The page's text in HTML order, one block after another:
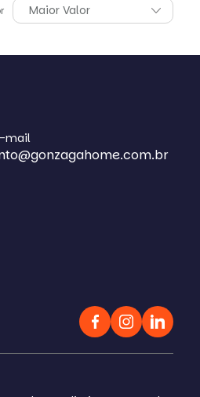
Maior Valor
Maior Valor
mail